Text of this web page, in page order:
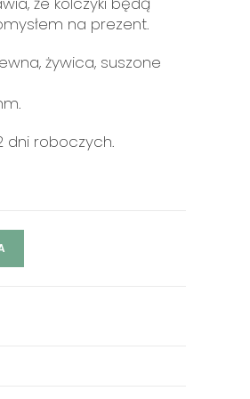
na prezent.
żywica, suszone
dni roboczych.